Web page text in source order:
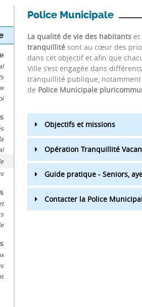
Police Municipale
La qualité de vie des habitants et
tranquillité sont au cœur des
dans cet objectif et afin que
Ville s’est engagée dans
tranquillité publique,
de Police Municipale
Objectifs et missions
Opération Tranquillité
Guide pratique - Seniors,
Contacter la Police